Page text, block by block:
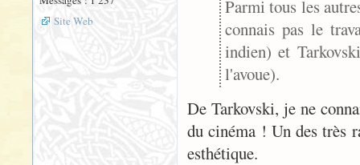
Site Web
Parmi tous les
connais pas le
indien) et
l'avoue).
De Tarkovski, je ne
du cinéma ! Un des très
esthétique.